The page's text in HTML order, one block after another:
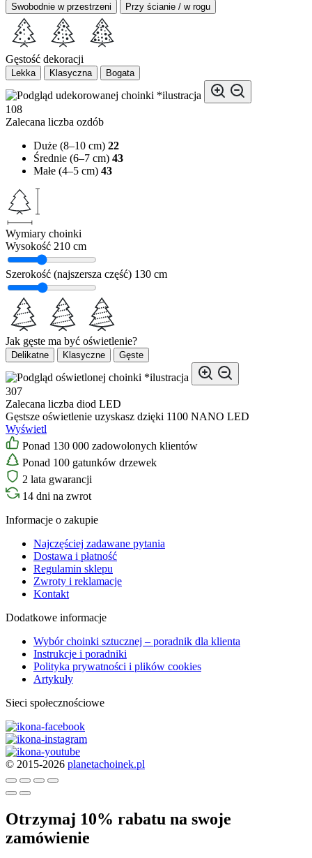
Swobodnie w przestrzeni Przy ścianie / w rogu
Gęstość dekoracji
Lekka Klasyczna Bogata
*ilustracja
108
Zalecana liczba ozdób
Duże (8–10 cm) 22
Średnie (6–7 cm) 43
Małe (4–5 cm) 43
Wymiary choinki
Wysokość 210 cm
Szerokość (najszersza część) 130 cm
Jak gęste ma być oświetlenie?
Delikatne Klasyczne Gęste
*ilustracja
307
Zalecana liczba diod LED
Gęstsze oświetlenie uzyskasz dzięki 1100 NANO LED
Wyświetl
Ponad 130 000 zadowolonych klientów
Ponad 100 gatunków drzewek
2 lata gwarancji
14 dni na zwrot
Informacje o zakupie
Najczęściej zadawane pytania
Dostawa i płatność
Regulamin sklepu
Zwroty i reklamacje
Kontakt
Dodatkowe informacje
Wybór choinki sztucznej – poradnik dla klienta
Instrukcje i poradniki
Polityka prywatności i plików cookies
Artykuły
Sieci społecznościowe
© 2015-2026 planetachoinek.pl
Otrzymaj 10% rabatu na swoje
zamówienie